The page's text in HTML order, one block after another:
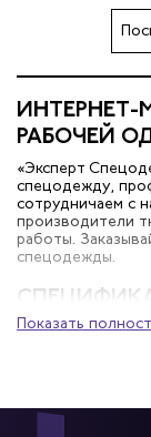
РАБОЧЕЙ
«Эксперт
спецодежду,
сотрудничаем с
производители
работы.
спецодежды.
Рабочая одежда
материалы, из
Показать